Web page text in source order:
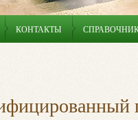
КОНТАКТЫ